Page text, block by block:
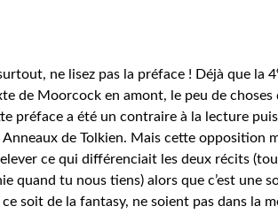
ne lisez pas la préface ! Déjà que la 4
de Moorcock en amont, le peu de
préface a été un contraire à la lecture
de Tolkien. Mais cette opposition
ce qui différenciait les deux récits
quand tu nous tiens) alors que c’est une
soit de la fantasy, ne soient pas dans la